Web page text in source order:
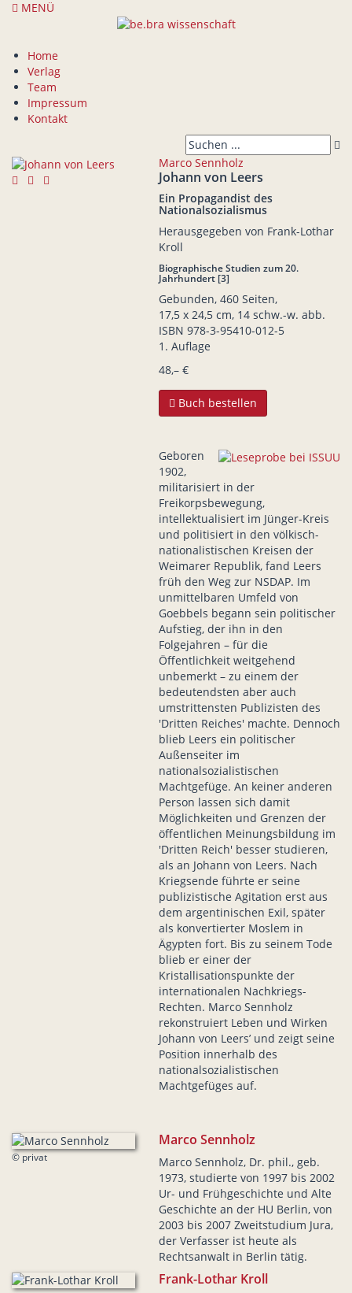
MENÜ
Home
Verlag
Team
Impressum
Kontakt
Marco Sennholz
Johann von Leers
Ein Propagandist des
Nationalsozialismus
Herausgegeben von Frank-Lothar
Kroll
Biographische Studien zum 20.
Jahrhundert [3]
Gebunden, 460 Seiten,
17,5 x 24,5 cm, 14 schw.-w. abb.
ISBN 978-3-95410-012-5
1. Auflage
48,– €
Buch bestellen
Geboren
1902,
militarisiert in der
Freikorpsbewegung,
intellektualisiert im Jünger-Kreis
und politisiert in den völkisch-
nationalistischen Kreisen der
Weimarer Republik, fand Leers
früh den Weg zur NSDAP. Im
unmittelbaren Umfeld von
Goebbels begann sein politischer
Aufstieg, der ihn in den
Folgejahren – für die
Öffentlichkeit weitgehend
unbemerkt – zu einem der
bedeutendsten aber auch
umstrittensten Publizisten des
'Dritten Reiches' machte. Dennoch
blieb Leers ein politischer
Außenseiter im
nationalsozialistischen
Machtgefüge. An keiner anderen
Person lassen sich damit
Möglichkeiten und Grenzen der
öffentlichen Meinungsbildung im
'Dritten Reich' besser studieren,
als an Johann von Leers. Nach
Kriegsende führte er seine
publizistische Agitation erst aus
dem argentinischen Exil, später
als konvertierter Moslem in
Ägypten fort. Bis zu seinem Tode
blieb er einer der
Kristallisationspunkte der
internationalen Nachkriegs-
Rechten. Marco Sennholz
rekonstruiert Leben und Wirken
Johann von Leers’ und zeigt seine
Position innerhalb des
nationalsozialistischen
Machtgefüges auf.
© privat
Marco Sennholz
Marco Sennholz, Dr. phil., geb.
1973, studierte von 1997 bis 2002
Ur- und Frühgeschichte und Alte
Geschichte an der HU Berlin, von
2003 bis 2007 Zweitstudium Jura,
der Verfasser ist heute als
Rechtsanwalt in Berlin tätig.
Frank-Lothar Kroll